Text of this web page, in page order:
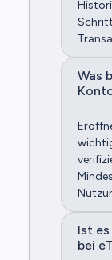
Was
Ist
bei